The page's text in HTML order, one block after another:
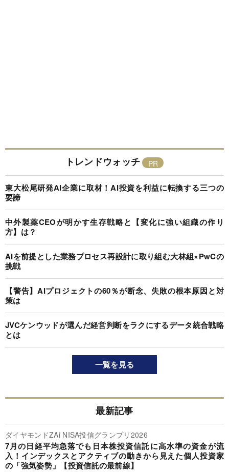
トレンドウォッチ
東大松尾研発AI企業に取材！AI投資を利益に転換する三つの
要諦
中外製薬CEOが明かす生存戦略と【変化に強い組織の作り
方】は？
AIを前提とした業務プロセス再設計に取り組む大林組×PwCの
挑戦
【警告】AIプロジェクトの60％が断念、失敗の根本原因と対
策は
JVCケンウッドが選んだ経営判断をラクにするデータ統合戦略
とは
一覧を見る
最新記事
ダイヤモンドZAi NISA投信グランプリ2026
7月の日経平均急落でも日本株投資信託に高水準の資金が流
入！インデックスとアクティブの動きから見えた個人投資家
の「強気姿勢」【投資信託の最前線】